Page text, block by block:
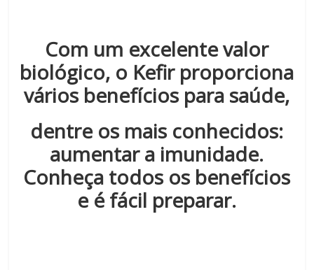
Com um excelente valor
biológico, o Kefir proporciona
vários benefícios para saúde,
dentre os mais conhecidos:
aumentar a imunidade.
Conheça todos os benefícios
e é fácil preparar.